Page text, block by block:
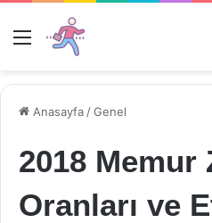
Menü
Anasayfa /Genel
2018 Memur
Oranları ve